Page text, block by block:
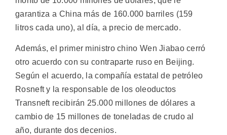
garantiza a China más de 160.000 barriles (159
litros cada uno), al día, a precio de mercado.
Además, el primer ministro chino Wen Jiabao cerró
otro acuerdo con su contraparte ruso en Beijing.
Según el acuerdo, la compañía estatal de petróleo
Rosneft y la responsable de los oleoductos
Transneft recibirán 25.000 millones de dólares a
cambio de 15 millones de toneladas de crudo al
año, durante dos decenios.